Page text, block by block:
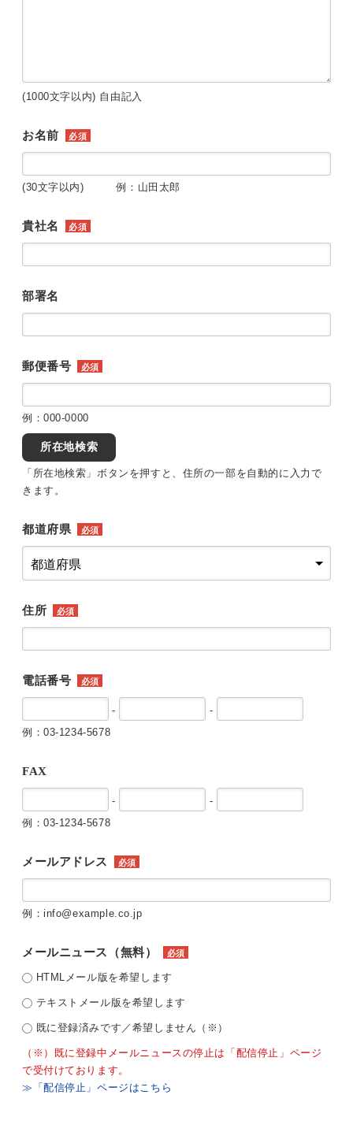
(1000文字以内) 自由記入
お名前 必須
(30文字以内) 例：山田太郎
貴社名 必須
部署名
郵便番号 必須
例：000-0000
所在地検索
「所在地検索」ボタンを押すと、住所の一部を自動的に入力で
きます。
都道府県 必須
住所 必須
電話番号 必須
-
-
例：03-1234-5678
FAX
-
-
例：03-1234-5678
メールアドレス 必須
例：info@example.co.jp
メールニュース（無料） 必須
HTMLメール版を希望します
テキストメール版を希望します
既に登録済みです／希望しません（※）
（※）既に登録中メールニュースの停止は「配信停止」ページ
で受付けております。
≫「配信停止」ページはこちら